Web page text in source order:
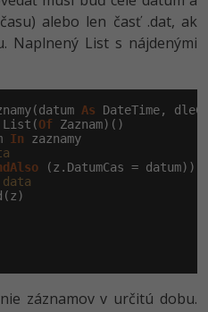
alebo len časť .dat, ak
Naplnený List s nájdenými
As DateTime,
List(Of Zaznam)()
In zaznamy
(z.DatumCas = datum))
záznamov v určitú dobu.